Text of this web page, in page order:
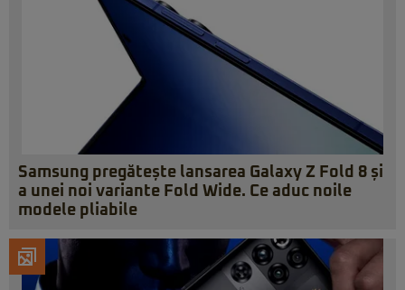
Samsung pregătește lansarea Galaxy Z Fold 8 și
a unei noi variante Fold Wide. Ce aduc noile
modele pliabile